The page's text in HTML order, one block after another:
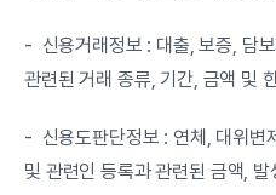
-  신용거래정보 : 대출, 보증, 담
관련된 거래 종류, 기간, 금액 및
-  신용도판단정보 : 연체, 대위
및 관련인 등록과 관련된 금액,